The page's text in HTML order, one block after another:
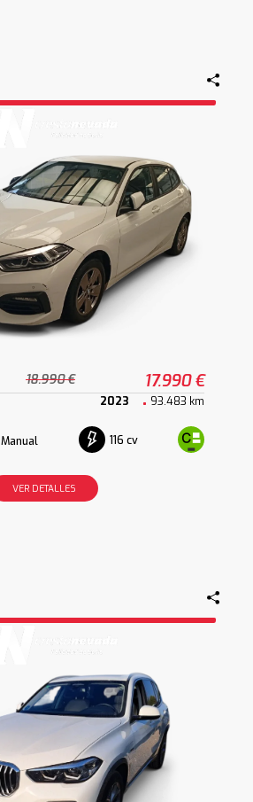
18.990 € 17.990 €
2023 93.483 km
Manual 116 cv
VER DETALLES